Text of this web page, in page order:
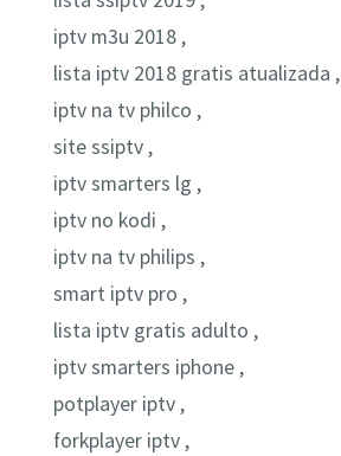
iptv m3u 2018 ,
lista iptv 2018 gratis atualizada ,
iptv na tv philco ,
site ssiptv ,
iptv smarters lg ,
iptv no kodi ,
iptv na tv philips ,
smart iptv pro ,
lista iptv gratis adulto ,
iptv smarters iphone ,
potplayer iptv ,
forkplayer iptv ,